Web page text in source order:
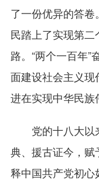
了一份优异的答卷
民踏上了实现第
路。“两个一百年
面建设社会主义
进在实现中华民族
党的十八大以
典、援古证今，
释中国共产党初心